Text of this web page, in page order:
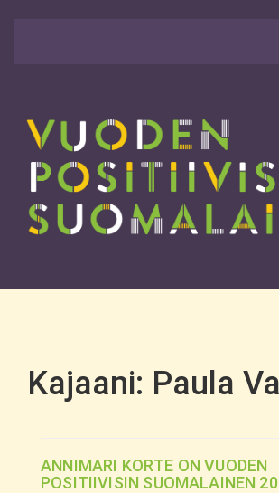
Kajaani: Paula
ANNIMARI KORTE ON VUODEN
POSITIIVISIN SUOMALAINEN